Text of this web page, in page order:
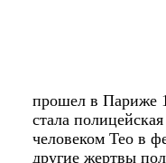
прошел в Париже
стала
человеком Тео в
другие жертвы